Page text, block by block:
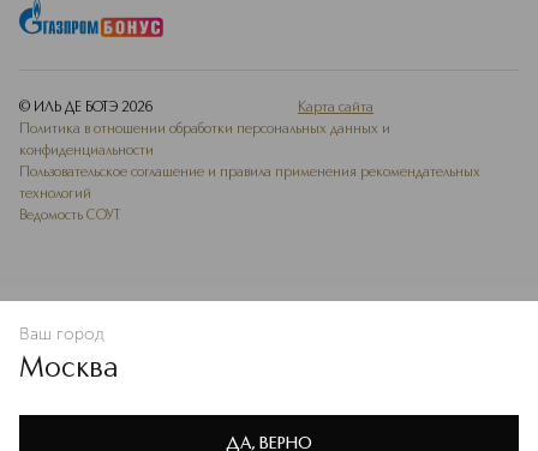
Политике конфиденциальности
В КОРЗИНУ
© ИЛЬ ДЕ БОТЭ 2026
Карта сайта
Политика в отношении обработки персональных данных и
конфиденциальности
Пользовательское соглашение и правила применения рекомендательных
технологий
Ведомость СОУТ
Ваш город
Москва
ДА, ВЕРНО